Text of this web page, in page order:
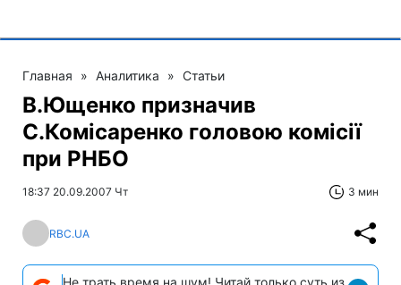
Главная » Аналитика » Статьи
В.Ющенко призначив
С.Комiсаренко головою комісії
при РНБО
18:37 20.09.2007 Чт 3 мин
RBC.UA
Не трать время на шум! Читай только суть из